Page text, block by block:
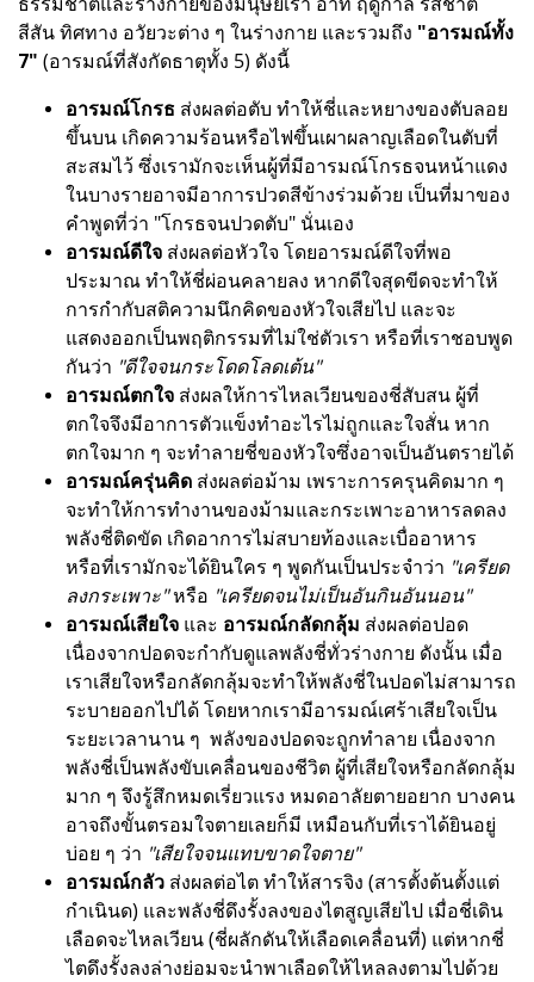
สีสัน ทิศทาง อวัยวะต่าง ๆ ในร่างกาย และรวมถึง "อารมณ์ทั้ง
7" (อารมณ์ที่สังกัดธาตุทั้ง 5) ดังนี้
อารมณ์โกรธ ส่งผลต่อตับ ทำให้ชี่และหยางของตับลอย
ขึ้นบน เกิดความร้อนหรือไฟขึ้นเผาผลาญเลือดในตับที่
สะสมไว้ ซึ่งเรามักจะเห็นผู้ที่มีอารมณ์โกรธจนหน้าแดง
ในบางรายอาจมีอาการปวดสีข้างร่วมด้วย เป็นที่มาของ
คำพูดที่ว่า "โกรธจนปวดตับ" นั่นเอง
อารมณ์ดีใจ ส่งผลต่อหัวใจ โดยอารมณ์ดีใจที่พอ
ประมาณ ทำให้ชี่ผ่อนคลายลง หากดีใจสุดขีดจะทำให้
การกำกับสติความนึกคิดของหัวใจเสียไป และจะ
แสดงออกเป็นพฤติกรรมที่ไม่ใช่ตัวเรา หรือที่เราชอบพูด
กันว่า "ดีใจจนกระโดดโลดเต้น"
อารมณ์ตกใจ ส่งผลให้การไหลเวียนของชี่สับสน ผู้ที่
ตกใจจึงมีอาการตัวแข็งทำอะไรไม่ถูกและใจสั่น หาก
ตกใจมาก ๆ จะทำลายชี่ของหัวใจซึ่งอาจเป็นอันตรายได้
อารมณ์ครุ่นคิด ส่งผลต่อม้าม เพราะการครุนคิดมาก ๆ
จะทำให้การทำงานของม้ามและกระเพาะอาหารลดลง
พลังชี่ติดขัด เกิดอาการไม่สบายท้องและเบื่ออาหาร
หรือที่เรามักจะได้ยินใคร ๆ พูดกันเป็นประจำว่า "เครียด
ลงกระเพาะ"หรือ "เครียดจนไม่เป็นอันกินอันนอน"
อารมณ์เสียใจ และ อารมณ์กลัดกลุ้ม ส่งผลต่อปอด
เนื่องจากปอดจะกำกับดูแลพลังชี่ทั่วร่างกาย ดังนั้น เมื่อ
เราเสียใจหรือกลัดกลุ้มจะทำให้พลังชี่ในปอดไม่สามารถ
ระบายออกไปได้ โดยหากเรามีอารมณ์เศร้าเสียใจเป็น
ระยะเวลานาน ๆ พลังของปอดจะถูกทำลาย เนื่องจาก
พลังชี่เป็นพลังขับเคลื่อนของชีวิต ผู้ที่เสียใจหรือกลัดกลุ้ม
มาก ๆ จึงรู้สึกหมดเรี่ยวแรง หมดอาลัยตายอยาก บางคน
อาจถึงขั้นตรอมใจตายเลยก็มี เหมือนกับที่เราได้ยินอยู่
บ่อย ๆ ว่า "เสียใจจนแทบขาดใจตาย"
อารมณ์กลัว ส่งผลต่อไต ทำให้สารจิง (สารตั้งต้นตั้งแต่
กำเนินด) และพลังชี่ดึงรั้งลงของไตสูญเสียไป เมื่อชี่เดิน
เลือดจะไหลเวียน (ชี่ผลักดันให้เลือดเคลื่อนที่) แต่หากชี่
ไตดึงรั้งลงล่างย่อมจะนำพาเลือดให้ไหลลงตามไปด้วย